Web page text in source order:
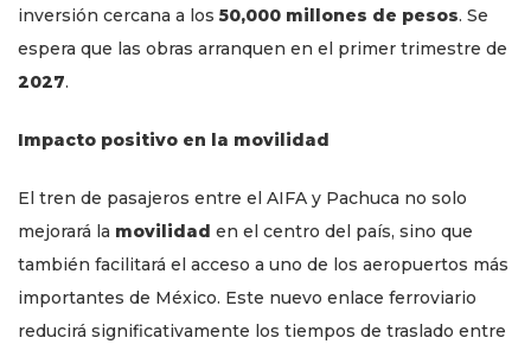
inversión cercana a los 50,000 millones de pesos. Se
espera que las obras arranquen en el primer trimestre de
2027.
Impacto positivo en la movilidad
El tren de pasajeros entre el AIFA y Pachuca no solo
mejorará la movilidad en el centro del país, sino que
también facilitará el acceso a uno de los aeropuertos más
importantes de México. Este nuevo enlace ferroviario
reducirá significativamente los tiempos de traslado entre